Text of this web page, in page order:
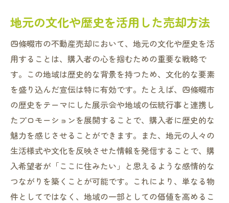
地元の文化や歴史を活用した売却方法
四條畷市の不動産売却において、地元の文化や歴史を活
用することは、購入者の心を掴むための重要な戦略で
す。この地域は歴史的な背景を持つため、文化的な要素
を盛り込んだ宣伝は特に有効です。たとえば、四條畷市
の歴史をテーマにした展示会や地域の伝統行事と連携し
たプロモーションを展開することで、購入者に歴史的な
魅力を感じさせることができます。また、地元の人々の
生活様式や文化を反映させた情報を発信することで、購
入希望者が「ここに住みたい」と思えるような感情的な
つながりを築くことが可能です。これにより、単なる物
件としてではなく、地域の一部としての価値を高めるこ